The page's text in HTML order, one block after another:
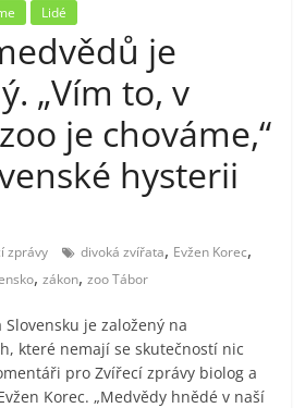
Lidé
je
„Vím to, v
je chováme,“
hysterii
zprávy divoká zvířata, Evžen Korec,
,zákon,zoo Tábor
je založený na
které nemají se skutečností nic
pro Zvířecí zprávy biolog a
Korec. „Medvědy hnědé v naší